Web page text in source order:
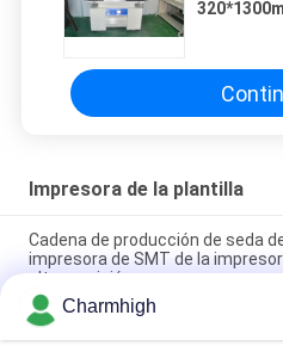
Impresora de la plantilla
Cadena de producción de seda
impresora de SMT de la
alta precisión
Impresora semi auto 3250,
Charmhigh